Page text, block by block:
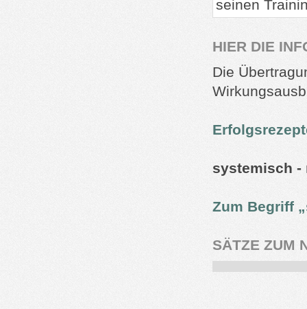
seinen
HIER DIE
Die
systemisch -
Zum Begriff
SÄTZE ZUM